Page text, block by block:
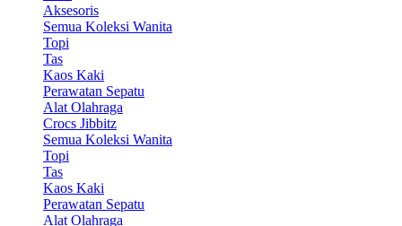
Aksesoris
Semua Koleksi Wanita
Topi
Tas
Kaos Kaki
Perawatan Sepatu
Alat Olahraga
Crocs Jibbitz
Semua Koleksi Wanita
Topi
Tas
Kaos Kaki
Perawatan Sepatu
Alat Olahraga